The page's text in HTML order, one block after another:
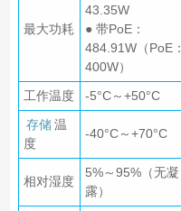
最大功耗
43.35W
● 带PoE：
484.91W（PoE：
400W）
工作温度 -5°C～+50°C
存储 温
度
-40°C～+70°C
相对湿度
5%～95%（无凝
露）